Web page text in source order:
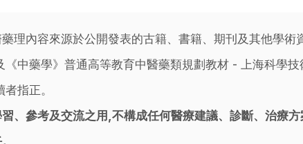
理內容來源於公開發表的古籍、書籍、期刊及其他學
《中藥學》普通高等教育中醫藥類規劃教材 - 上海科學
指正。
、參考及交流之用,不構成任何醫療建議、診斷、治療